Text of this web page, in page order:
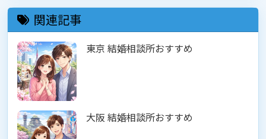
関連記事
東京 結婚相談所おすすめ
大阪 結婚相談所おすすめ